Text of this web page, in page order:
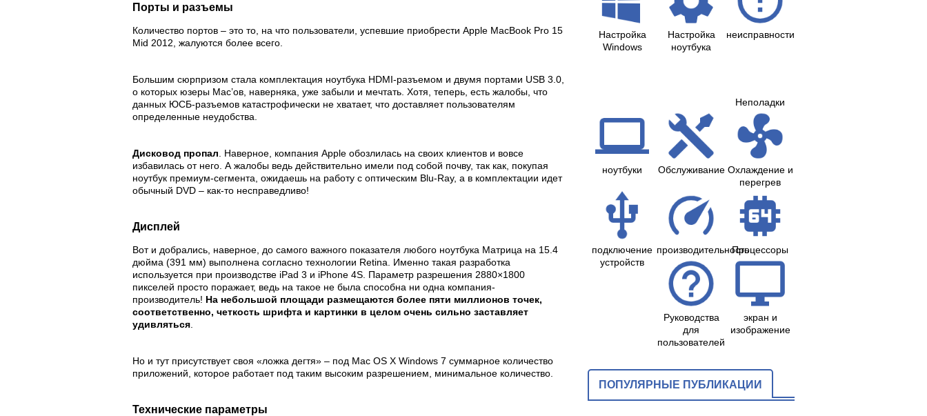
Порты и разъемы
Количество портов – это то, на что пользователи, успевшие приобрести Apple MacBook Pro 15
Mid 2012, жалуются более всего.
Большим сюрпризом стала комплектация ноутбука HDMI-разъемом и двумя портами USB 3.0,
о которых юзеры Mac’ов, наверняка, уже забыли и мечтать. Хотя, теперь, есть жалобы, что
данных ЮСБ-разъемов катастрофически не хватает, что доставляет пользователям
определенные неудобства.
Дисковод пропал . Наверное, компания Apple обозлилась на своих клиентов и вовсе
избавилась от него. А жалобы ведь действительно имели под собой почву, так как, покупая
ноутбук премиум-сегмента, ожидаешь на работу с оптическим Blu-Ray, а в комплектации идет
обычный DVD – как-то несправедливо!
Дисплей
Вот и добрались, наверное, до самого важного показателя любого ноутбука Матрица на 15.4
дюйма (391 мм) выполнена согласно технологии Retina. Именно такая разработка
используется при производстве iPad 3 и iPhone 4S. Параметр разрешения 2880×1800
пикселей просто поражает, ведь на такое не была способна ни одна компания-
производитель! На небольшой площади размещаются более пяти миллионов точек,
соответственно, четкость шрифта и картинки в целом очень сильно заставляет
удивляться
Но и тут присутствует своя «ложка дегтя» – под Mac OS X Windows 7 суммарное количество
приложений, которое работает под таким высоким разрешением, минимальное количество.
Технические параметры
Настройка
Windows
Настройка
ноутбука
неисправности
Неполадки
ноутбуки Обслуживание Охлаждение и
перегрев
подключение
устройств
производительностьПроцессоры
Руководства
для
пользователей
экран и
изображение
ПОПУЛЯРНЫЕ ПУБЛИКАЦИИ